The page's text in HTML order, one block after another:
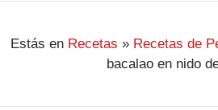
Estás en Recetas » Recetas de
bacalao en nido